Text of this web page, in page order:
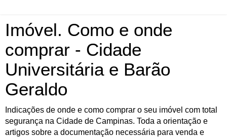
Imóvel. Como e onde
comprar - Cidade
Universitária e Barão
Geraldo
Indicações de onde e como comprar o seu imóvel com total
segurança na Cidade de Campinas. Toda a orientação e
artigos sobre a documentação necessária para venda e